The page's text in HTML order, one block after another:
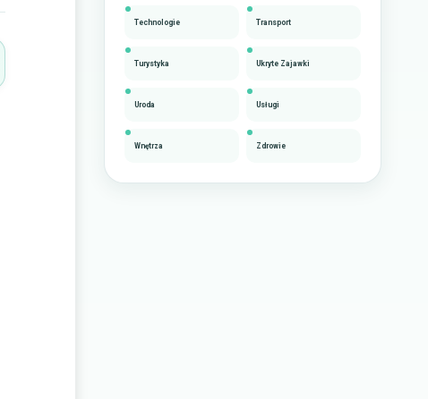
Technologie Transport
Turystyka Ukryte Zajawki
Uroda Usługi
Wnętrza Zdrowie